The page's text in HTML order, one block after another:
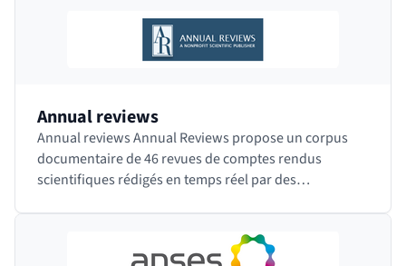
Annual reviews
Annual reviews Annual Reviews propose un corpus
documentaire de 46 revues de comptes rendus
scientifiques rédigés en temps réel par des